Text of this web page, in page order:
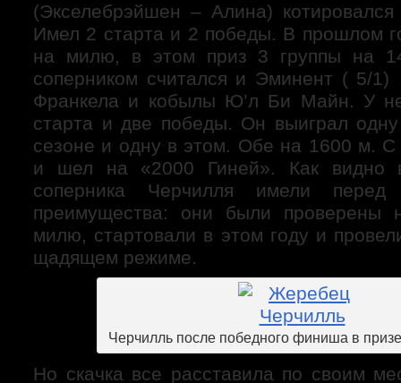
(Экселебрэйшен – Алина)
Имел 2 старта и 2 победы. В прошлом
на милю, в этом приз 3 группы на
соперником считался и Эминент ( 5/1)
Франкела и кобылы Ю’л Би Майн. У
старта и две победы. Он выиграл
сезоне и одну в этом. Обе на 1600 м. С
и шел на «2000 Гиней». Как видно
соперника Черчилля имели
преимущества: они были проверены
милю, стартовали в этом году и
щадящем режиме.
Черчилль после победного финиша в
Но скачка все расставила по своим